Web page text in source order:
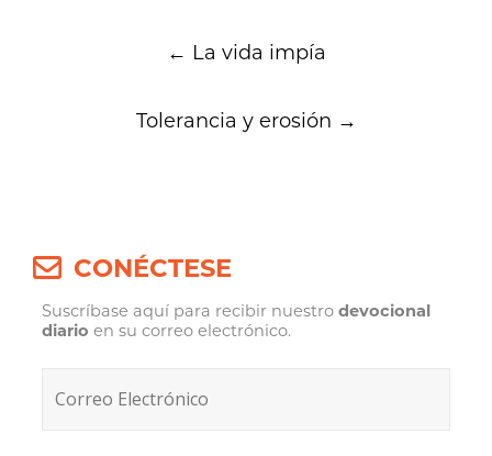
navigation
← La vida impía
Tolerancia y erosión →
CONÉCTESE
Suscríbase aquí para recibir nuestrodevocional
diario en su correo electrónico.